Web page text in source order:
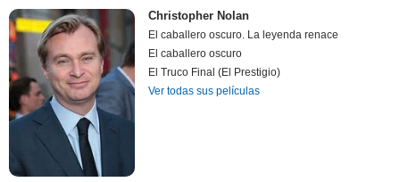
Christopher Nolan
El caballero oscuro. La leyenda renace
El caballero oscuro
El Truco Final (El Prestigio)
Ver todas sus películas